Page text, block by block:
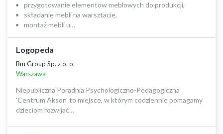
przygotowanie elementów meblowych do produkcji,
składanie mebli na warsztacie,
montaż mebli u…
Logopeda
Bm Group Sp. z o. o.
Warszawa
Niepubliczna Poradnia Psychologiczno-Pedagogiczna
'Centrum Akson' to miejsce, w którym codziennie pomagamy
dzieciom rozwijać…